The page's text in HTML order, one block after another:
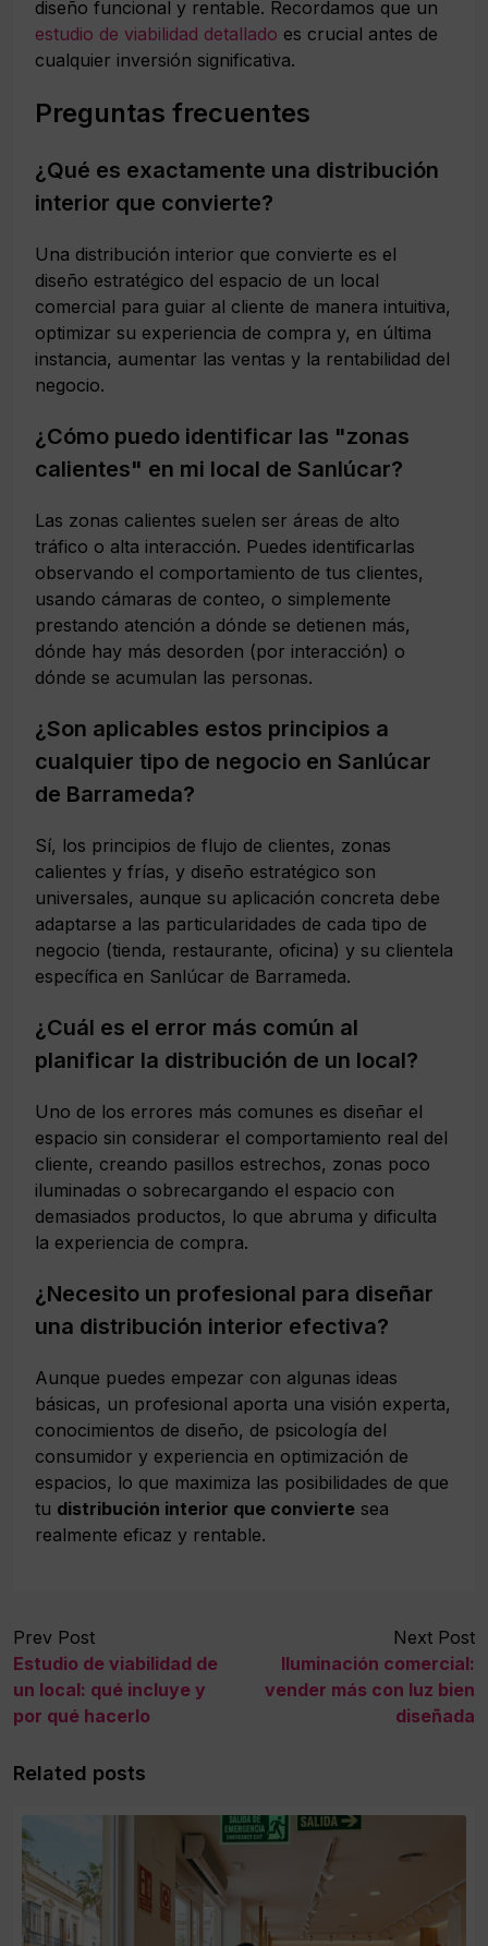
diseño funcional y rentable. Recordamos que un
estudio de viabilidad detallado es crucial antes de
cualquier inversión significativa.
Preguntas frecuentes
¿Qué es exactamente una distribución
interior que convierte?
Una distribución interior que convierte es el
diseño estratégico del espacio de un local
comercial para guiar al cliente de manera intuitiva,
optimizar su experiencia de compra y, en última
instancia, aumentar las ventas y la rentabilidad del
negocio.
¿Cómo puedo identificar las "zonas
calientes" en mi local de Sanlúcar?
Las zonas calientes suelen ser áreas de alto
tráfico o alta interacción. Puedes identificarlas
observando el comportamiento de tus clientes,
usando cámaras de conteo, o simplemente
prestando atención a dónde se detienen más,
dónde hay más desorden (por interacción) o
dónde se acumulan las personas.
¿Son aplicables estos principios a
cualquier tipo de negocio en Sanlúcar
de Barrameda?
Sí, los principios de flujo de clientes, zonas
calientes y frías, y diseño estratégico son
universales, aunque su aplicación concreta debe
adaptarse a las particularidades de cada tipo de
negocio (tienda, restaurante, oficina) y su clientela
específica en Sanlúcar de Barrameda.
¿Cuál es el error más común al
planificar la distribución de un local?
Uno de los errores más comunes es diseñar el
espacio sin considerar el comportamiento real del
cliente, creando pasillos estrechos, zonas poco
iluminadas o sobrecargando el espacio con
demasiados productos, lo que abruma y dificulta
la experiencia de compra.
¿Necesito un profesional para diseñar
una distribución interior efectiva?
Aunque puedes empezar con algunas ideas
básicas, un profesional aporta una visión experta,
conocimientos de diseño, de psicología del
consumidor y experiencia en optimización de
espacios, lo que maximiza las posibilidades de que
tu distribución interior que convierte sea
realmente eficaz y rentable.
Prev Post
Estudio de viabilidad de
un local: qué incluye y
por qué hacerlo
Next Post
Iluminación comercial:
vender más con luz bien
diseñada
Related posts